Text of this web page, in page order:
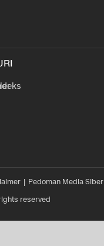
Pedoman Media Siber
reserved